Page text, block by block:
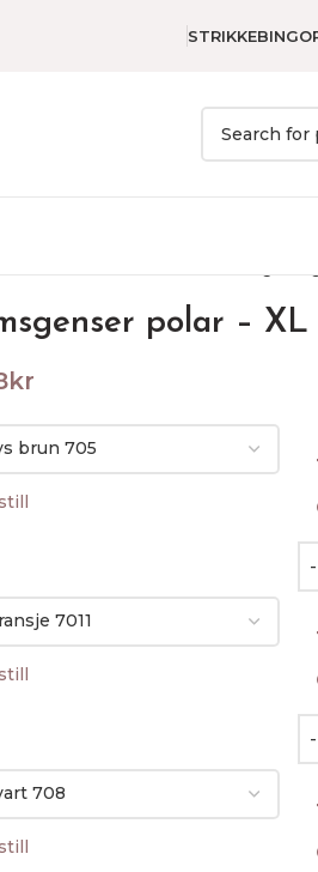
STRIKKEBINGO
polar – XL
kr